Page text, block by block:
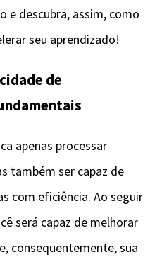
e descubra, assim, como
seu aprendizado!
de
apenas processar
também ser capaz de
com eficiência. Ao seguir
será capaz de melhorar
consequentemente, sua